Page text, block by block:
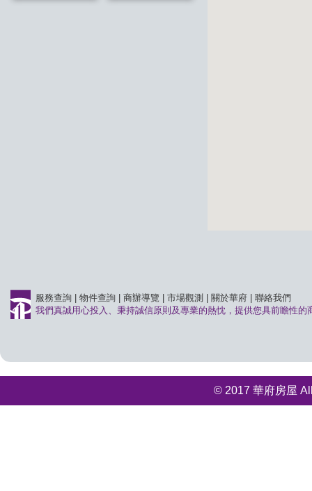
服務查詢 物件查詢 商辦導覽 市場觀測 關於華府
聯絡我們
我們真誠用心投入、秉持誠信原則及專業的熱忱，提供您具前瞻性的
© 2017 華府房屋